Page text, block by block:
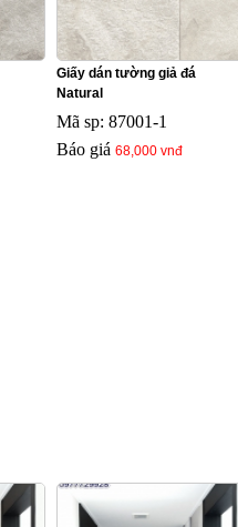
Giấy dán tường giả đá
Natural
Mã sp: 87001-1
Báo giá 68,000 vnđ